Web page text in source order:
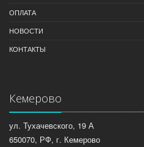
ОПЛАТА
НОВОСТИ
КОНТАКТЫ
Кемерово
ул. Тухачевского, 19 А
650070, РФ, г. Кемерово